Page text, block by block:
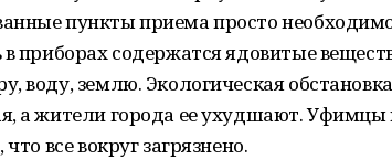
пункты приема просто
приборах содержатся ядовитые
воду, землю. Экологическая
а жители города ее ухудшают. Уфимцы
все вокруг загрязнено.